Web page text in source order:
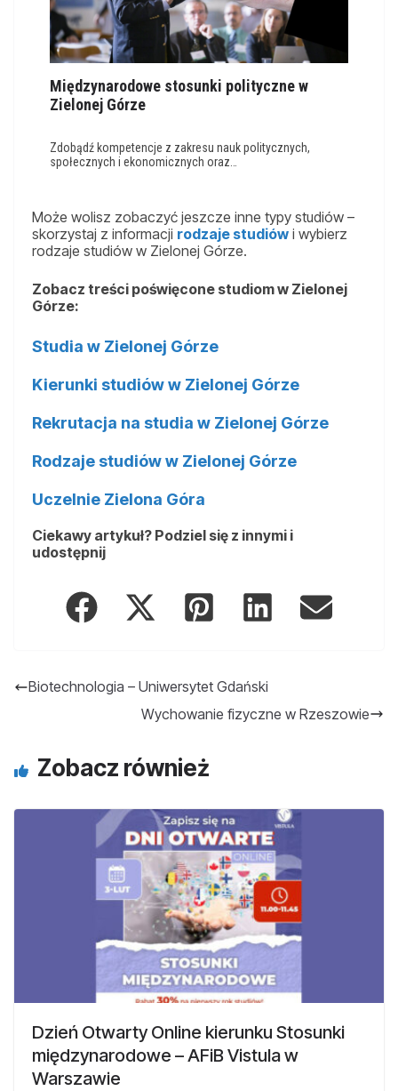
Międzynarodowe stosunki polityczne w
Zielonej Górze
Zdobądź kompetencje z zakresu nauk politycznych,
społecznych i ekonomicznych oraz…
Może wolisz zobaczyć jeszcze inne typy studiów –
skorzystaj z informacji rodzaje studiów i wybierz
rodzaje studiów w Zielonej Górze.
Zobacz treści poświęcone studiom w Zielonej
Górze:
Studia w Zielonej Górze
Kierunki studiów w Zielonej Górze
Rekrutacja na studia w Zielonej Górze
Rodzaje studiów w Zielonej Górze
Uczelnie Zielona Góra
Ciekawy artykuł? Podziel się z innymi i
udostępnij
Biotechnologia – Uniwersytet Gdański
Wychowanie fizyczne w Rzeszowie
Zobacz również
Dzień Otwarty Online kierunku Stosunki
międzynarodowe – AFiB Vistula w
Warszawie